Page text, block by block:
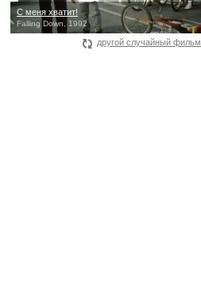
С меня хватит!
Falling Down, 1992
другой случайный фильм